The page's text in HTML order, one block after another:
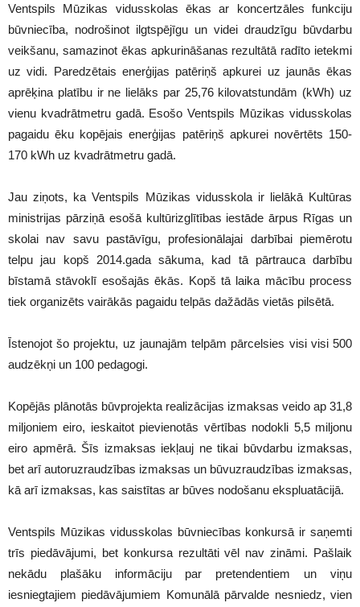
Ventspils Mūzikas vidusskolas ēkas ar koncertzāles funkciju
būvniecība, nodrošinot ilgtspējīgu un videi draudzīgu būvdarbu
veikšanu, samazinot ēkas apkurināšanas rezultātā radīto ietekmi
uz vidi. Paredzētais enerģijas patēriņš apkurei uz jaunās ēkas
aprēķina platību ir ne lielāks par 25,76 kilovatstundām (kWh) uz
vienu kvadrātmetru gadā. Esošo Ventspils Mūzikas vidusskolas
pagaidu ēku kopējais enerģijas patēriņš apkurei novērtēts 150-
170 kWh uz kvadrātmetru gadā.
Jau ziņots, ka Ventspils Mūzikas vidusskola ir lielākā Kultūras
ministrijas pārziņā esošā kultūrizglītības iestāde ārpus Rīgas un
skolai nav savu pastāvīgu, profesionālajai darbībai piemērotu
telpu jau kopš 2014.gada sākuma, kad tā pārtrauca darbību
bīstamā stāvoklī esošajās ēkās. Kopš tā laika mācību process
tiek organizēts vairākās pagaidu telpās dažādās vietās pilsētā.
Īstenojot šo projektu, uz jaunajām telpām pārcelsies visi visi 500
audzēkņi un 100 pedagogi.
Kopējās plānotās būvprojekta realizācijas izmaksas veido ap 31,8
miljoniem eiro, ieskaitot pievienotās vērtības nodokli 5,5 miljonu
eiro apmērā. Šīs izmaksas iekļauj ne tikai būvdarbu izmaksas,
bet arī autoruzraudzības izmaksas un būvuzraudzības izmaksas,
kā arī izmaksas, kas saistītas ar būves nodošanu ekspluatācijā.
Ventspils Mūzikas vidusskolas būvniecības konkursā ir saņemti
trīs piedāvājumi, bet konkursa rezultāti vēl nav zināmi. Pašlaik
nekādu plašāku informāciju par pretendentiem un viņu
iesniegtajiem piedāvājumiem Komunālā pārvalde nesniedz, vien